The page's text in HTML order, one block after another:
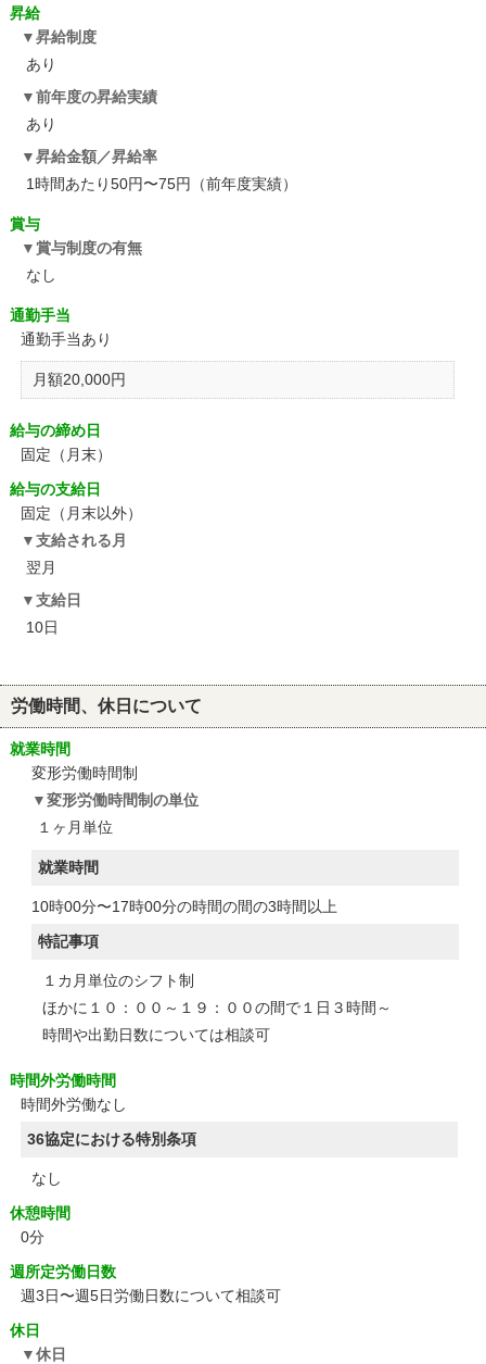
昇給
昇給制度
あり
前年度の昇給実績
あり
昇給金額／昇給率
1時間あたり50円〜75円（前年度実績）
賞与
賞与制度の有無
なし
通勤手当
通勤手当あり
月額20,000円
給与の締め日
固定（月末）
給与の支給日
固定（月末以外）
支給される月
翌月
支給日
10日
労働時間、休日について
就業時間
変形労働時間制
変形労働時間制の単位
１ヶ月単位
就業時間
10時00分〜17時00分の時間の間の3時間以上
特記事項
１カ月単位のシフト制
ほかに１０：００～１９：００の間で１日３時間～
時間や出勤日数については相談可
時間外労働時間
時間外労働なし
36協定における特別条項
なし
休憩時間
0分
週所定労働日数
週3日〜週5日労働日数について相談可
休日
休日